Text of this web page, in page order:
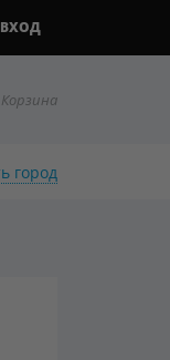
ВХОД
Корзина
город